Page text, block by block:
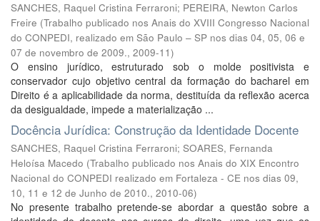
SANCHES, Raquel Cristina Ferraroni; PEREIRA, Newton Carlos
Freire (Trabalho publicado nos Anais do XVIII Congresso Nacional
do CONPEDI, realizado em São Paulo – SP nos dias 04, 05, 06 e
07 de novembro de 2009., 2009-11)
O ensino jurídico, estruturado sob o molde positivista e
conservador cujo objetivo central da formação do bacharel em
Direito é a aplicabilidade da norma, destituída da reflexão acerca
da desigualdade, impede a materialização ...
Docência Jurídica: Construção da Identidade Docente
SANCHES, Raquel Cristina Ferraroni; SOARES, Fernanda
Heloísa Macedo (Trabalho publicado nos Anais do XIX Encontro
Nacional do CONPEDI realizado em Fortaleza - CE nos dias 09,
10, 11 e 12 de Junho de 2010., 2010-06)
No presente trabalho pretende-se abordar a questão sobre a